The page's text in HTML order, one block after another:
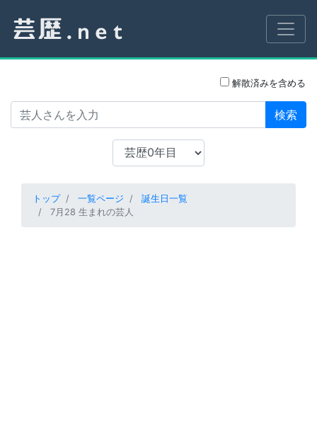
解散済みを含める
検索
トップ 一覧ページ
誕生日一覧
7月28 生まれの芸人